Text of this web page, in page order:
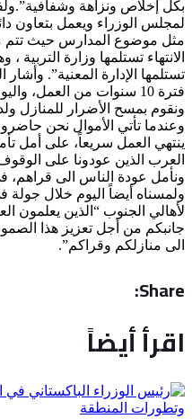
بكل إخلاص ونزاهة
لمجلس الوزراء ويعمل بتعاون
مثل موضوع المدارس حيث تتم
الانتهاء تستلمها وزارة التربية
فترة 10 سنوات من العمل،
ونقوم بمسح الأضرار للمنازل
وعندما تأتي الأموال نحن
ينتهي العمل سريعاً، على أمل
العرب الذين عودونا على
ونأمل عودة الناس الى
ولمسناه أيضاً اليوم خلال
لأهالي الجنوب “الذين يعلمون
جانبكم من أجل تعزيز هذا
الى منازلكم وقراكم”.
Share:
اقرأ أيضاً